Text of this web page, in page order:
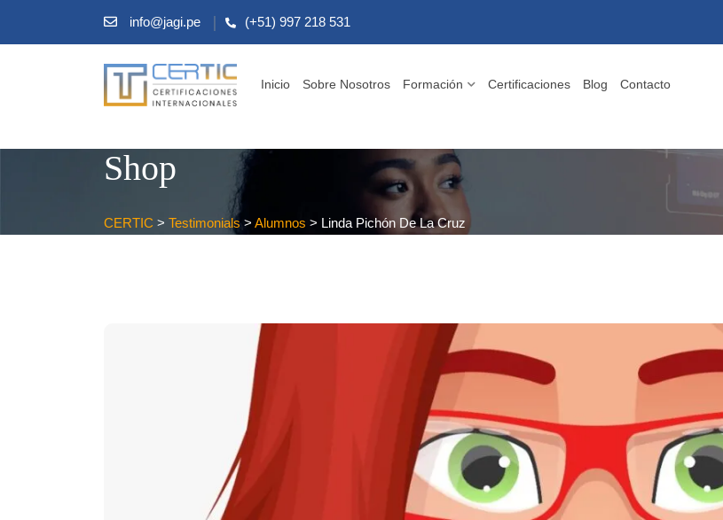
info@jagi.pe (+51) 997 218 531
Inicio Sobre Nosotros Formación Certificaciones Blog Contacto
Shop
CERTIC > Testimonials > Alumnos > Linda Pichón De La Cruz